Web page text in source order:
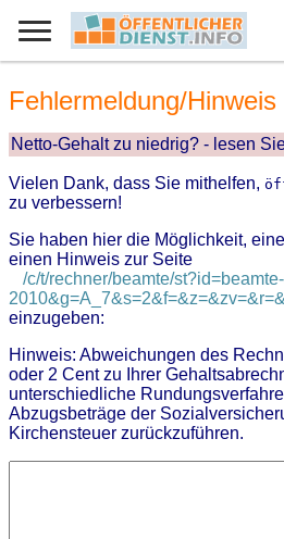
Fehlermeldung/Hinweis
Netto-Gehalt zu niedrig? - lesen
Vielen Dank, dass Sie mithelfen,
zu verbessern!
Sie haben hier die Möglichkeit,
einen Hinweis zur Seite
/c/t/rechner/beamte/
einzugeben:
Hinweis: Abweichungen des
oder 2 Cent zu Ihrer
unterschiedliche
Abzugsbeträge der
Kirchensteuer zurückzuführen.